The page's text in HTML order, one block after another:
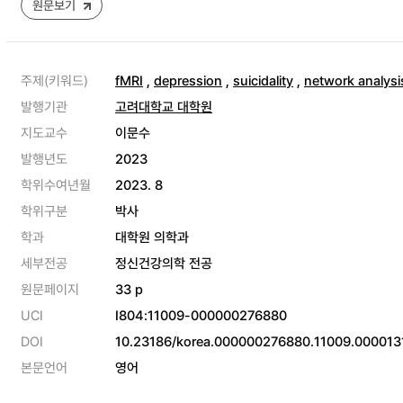
원문보기
주제(키워드) fMRI , depression , suicidality , network
발행기관
고려대학교 대학원
지도교수
이문수
발행년도
2023
학위수여년월
2023. 8
학위구분
박사
학과
대학원 의학과
세부전공
정신건강의학 전공
원문페이지
33 p
UCI
I804:11009-000000276880
DOI
10.23186/
본문언어
영어